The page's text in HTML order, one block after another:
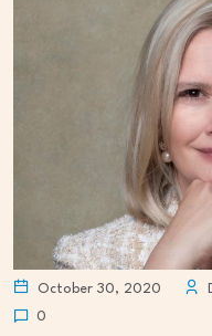
October 30, 2020
0